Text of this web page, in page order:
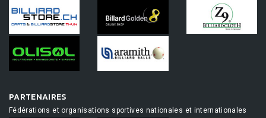
PARTENAIRES
Fédérations et organisations sportives nationales et internationales